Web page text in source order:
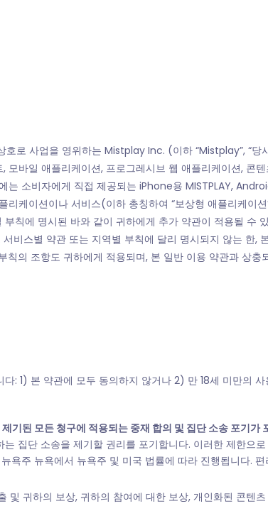
로 사업을 영위하는 Mistplay Inc. (이하 “Mistplay”, “당
바일 애플리케이션, 프로그레시브 웹 애플리케이션, 콘텐
는 소비자에게 직접 제공되는 iPhone용 MISTPLAY,
케이션이나 서비스(이하 총칭하여 “보상형 애플리케이
칙에 명시된 바와 같이 귀하에게 추가 약관이 적용될 수
비스별 약관 또는 지역별 부칙에 달리 명시되지 않는 한,
의 조항도 귀하에게 적용되며, 본 일반 이용 약관과 상충
: 1) 본 약관에 모두 동의하지 않거나 2) 만 18세 미만의 사
기된 모든 청구에 적용되는 중재 합의 및 집단 소송 포기가
집단 소송을 제기할 권리를 포기합니다. 이러한 제한으
욕주 뉴욕에서 뉴욕주 및 미국 법률에 따라 진행됩니다.
귀하의 보상, 귀하의 참여에 대한 보상, 개인화된 콘텐